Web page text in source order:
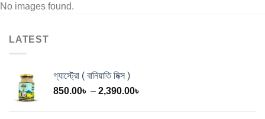
No images found.
LATEST
গ্যাস্ট্রো ( বানিয়াতি মিক্স )
850.00৳ – 2,390.00৳